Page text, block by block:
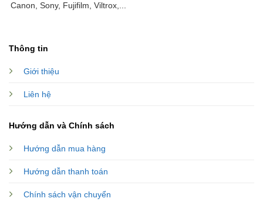
Canon, Sony, Fujifilm, Viltrox,...
Thông tin
Giới thiệu
Liên hệ
Hướng dẫn và Chính sách
Hướng dẫn mua hàng
Hướng dẫn thanh toán
Chính sách vận chuyển